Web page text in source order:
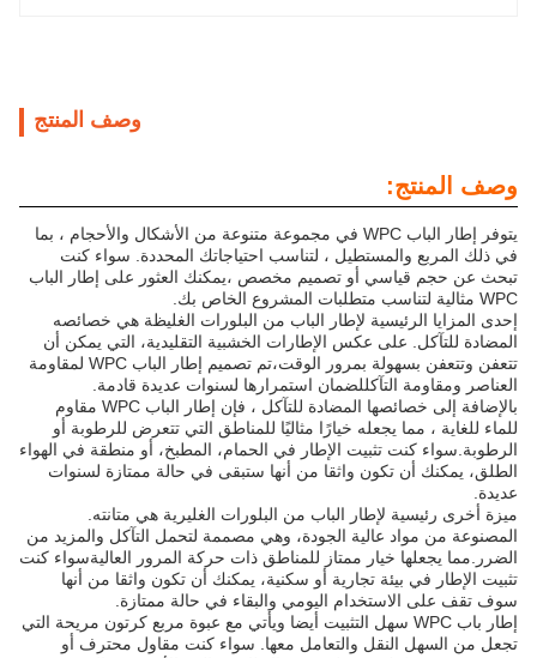
وصف المنتج
وصف المنتج:
يتوفر إطار الباب WPC في مجموعة متنوعة من الأشكال والأحجام ، بما
في ذلك المربع والمستطيل ، لتناسب احتياجاتك المحددة. سواء كنت
تبحث عن حجم قياسي أو تصميم مخصص ،يمكنك العثور على إطار الباب
WPC مثالية لتناسب متطلبات المشروع الخاص بك.
إحدى المزايا الرئيسية لإطار الباب من البلورات الغليظة هي خصائصه
المضادة للتآكل. على عكس الإطارات الخشبية التقليدية، التي يمكن أن
تتعفن وتتعفن بسهولة بمرور الوقت،تم تصميم إطار الباب WPC لمقاومة
العناصر ومقاومة التآكللضمان استمرارها لسنوات عديدة قادمة.
بالإضافة إلى خصائصها المضادة للتآكل ، فإن إطار الباب WPC مقاوم
للماء للغاية ، مما يجعله خيارًا مثاليًا للمناطق التي تتعرض للرطوبة أو
الرطوبة.سواء كنت تثبيت الإطار في الحمام، المطبخ، أو منطقة في الهواء
الطلق، يمكنك أن تكون واثقا من أنها ستبقى في حالة ممتازة لسنوات
عديدة.
ميزة أخرى رئيسية لإطار الباب من البلورات الغليرية هي متانته.
المصنوعة من مواد عالية الجودة، وهي مصممة لتحمل التآكل والمزيد من
الضرر.مما يجعلها خيار ممتاز للمناطق ذات حركة المرور العاليةسواء كنت
تثبيت الإطار في بيئة تجارية أو سكنية، يمكنك أن تكون واثقا من أنها
سوف تقف على الاستخدام اليومي والبقاء في حالة ممتازة.
إطار باب WPC سهل التثبيت أيضا ويأتي مع عبوة مربع كرتون مريحة التي
تجعل من السهل النقل والتعامل معها. سواء كنت مقاول محترف أو